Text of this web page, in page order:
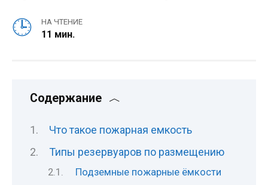
НА ЧТЕНИЕ
11 мин.
Содержание
Что такое пожарная емкость
Типы резервуаров по размещению
Подземные пожарные ёмкости